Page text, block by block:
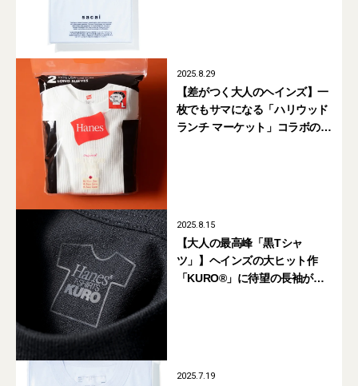
2025.8.29
【差がつく大人のヘインズ】一
枚でもサマになる「ハリウッド
ランチ マーケット」コラボの長
2025.8.15
【大人の最高峰「黒Tシャ
ツ」】ヘインズの大ヒット作
「KURO®」に待望の長袖が登
2025.7.19